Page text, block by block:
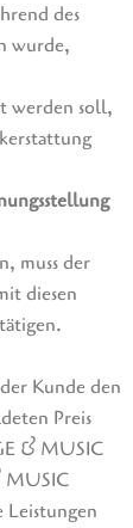
des
wurde,
werden soll,
muss der
diesen
Kunde den
Preis
& MUSIC
MUSIC
Leistungen